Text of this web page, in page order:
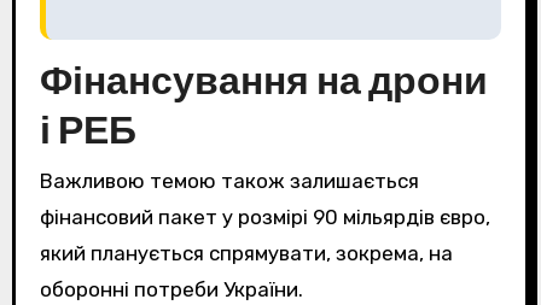
Фінансування на дрони
і РЕБ
Важливою темою також залишається
фінансовий пакет у розмірі 90 мільярдів євро,
який планується спрямувати, зокрема, на
оборонні потреби України.